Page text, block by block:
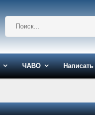
ЧАВО Написать